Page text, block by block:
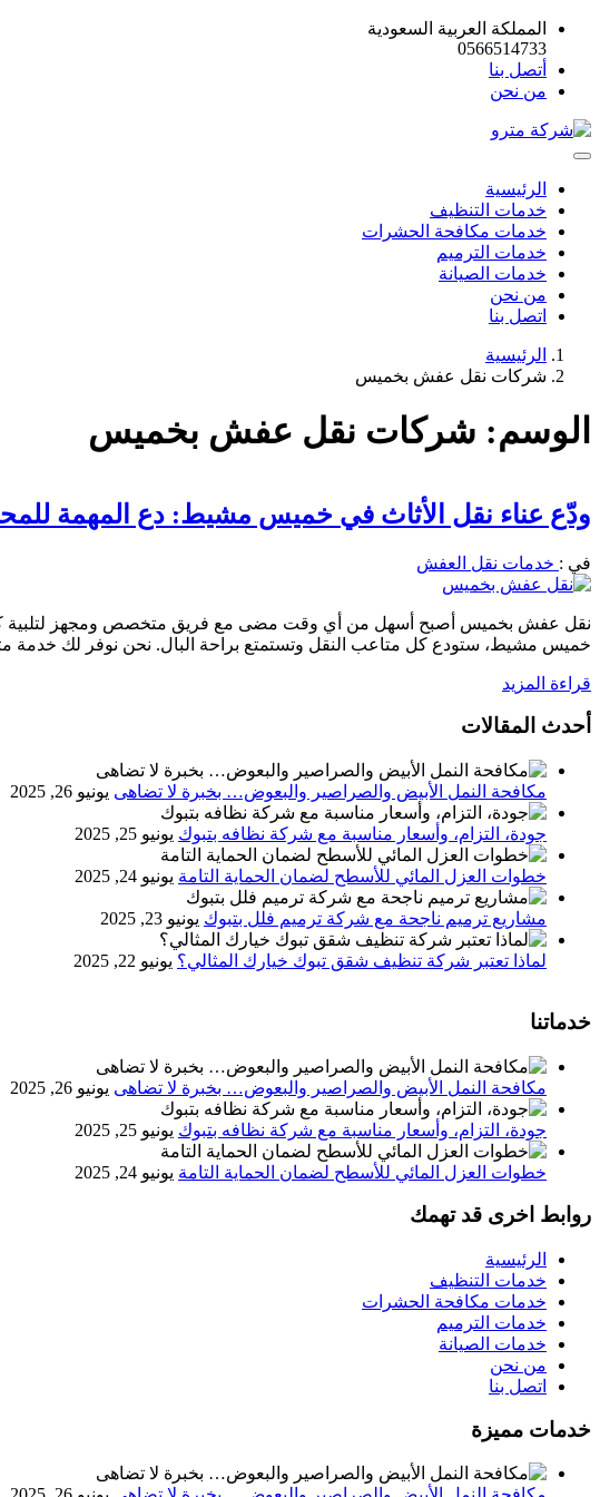
المملكة العربية السعودية
0566514733
أتصل بنا
من نحن
الرئيسية
خدمات التنظيف
خدمات مكافحة الحشرات
خدمات الترميم
خدمات الصيانة
من نحن
اتصل بنا
الرئيسية
شركات نقل عفش بخميس
الوسم: شركات نقل عفش بخميس
ودّع عناء نقل الأثاث في خميس مشيط: دع المهمة
في : خدمات نقل العفش
نقل عفش بخميس أصبح أسهل من أي وقت مضى مع فريق متخصص ومجهز لتلبية كل
خميس مشيط، ستودع كل متاعب النقل وتستمتع براحة البال. نحن نوفر لك خدمة
قراءة المزيد
أحدث المقالات
مكافحة النمل الأبيض والصراصير والبعوض… بخبرة لا تضاهى يونيو 26, 2025
جودة، التزام، وأسعار مناسبة مع شركة نظافه بتبوك يونيو 25, 2025
خطوات العزل المائي للأسطح لضمان الحماية التامة يونيو 24, 2025
مشاريع ترميم ناجحة مع شركة ترميم فلل بتبوك يونيو 23, 2025
لماذا تعتبر شركة تنظيف شقق تبوك خيارك المثالي؟ يونيو 22, 2025
خدماتنا
مكافحة النمل الأبيض والصراصير والبعوض… بخبرة لا تضاهى يونيو 26, 2025
جودة، التزام، وأسعار مناسبة مع شركة نظافه بتبوك يونيو 25, 2025
خطوات العزل المائي للأسطح لضمان الحماية التامة يونيو 24, 2025
روابط اخرى قد تهمك
الرئيسية
خدمات التنظيف
خدمات مكافحة الحشرات
خدمات الترميم
خدمات الصيانة
من نحن
اتصل بنا
خدمات مميزة